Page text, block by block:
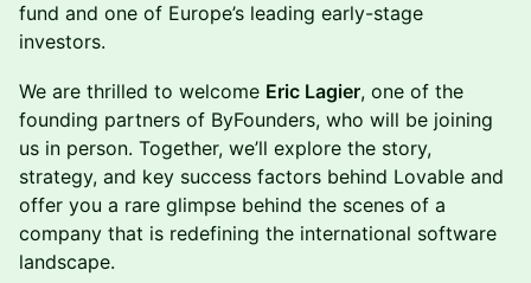
fund and one of Europe’s leading early-stage
investors.
We are thrilled to welcome Eric Lagier, one of the
founding partners of ByFounders, who will be joining
us in person. Together, we’ll explore the story,
strategy, and key success factors behind Lovable and
offer you a rare glimpse behind the scenes of a
company that is redefining the international software
landscape.